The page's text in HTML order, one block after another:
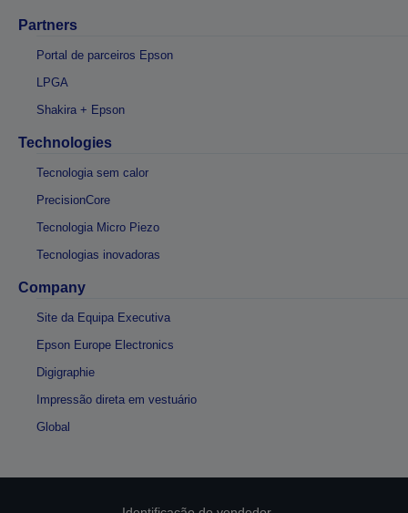
Partners
Portal de parceiros Epson
LPGA
Shakira + Epson
Technologies
Tecnologia sem calor
PrecisionCore
Tecnologia Micro Piezo
Tecnologias inovadoras
Company
Site da Equipa Executiva
Epson Europe Electronics
Digigraphie
Impressão direta em vestuário
Global